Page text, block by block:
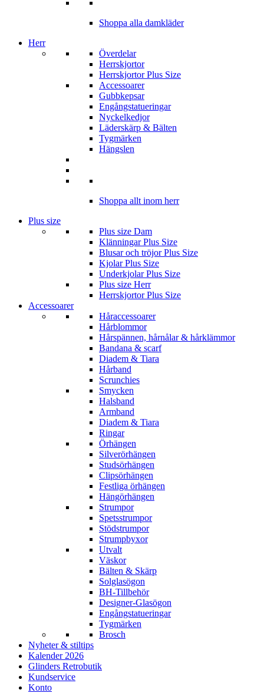
Shoppa alla damkläder
Herr
Överdelar
Herrskjortor
Herrskjortor Plus Size
Accessoarer
Gubbkepsar
Engångstatueringar
Nyckelkedjor
Läderskärp & Bälten
Tygmärken
Hängslen
Shoppa allt inom herr
Plus size
Plus size Dam
Klänningar Plus Size
Blusar och tröjor Plus Size
Kjolar Plus Size
Underkjolar Plus Size
Plus size Herr
Herrskjortor Plus Size
Accessoarer
Håraccessoarer
Hårblommor
Hårspännen, hårnålar & hårklämmor
Bandana & scarf
Diadem & Tiara
Hårband
Scrunchies
Smycken
Halsband
Armband
Diadem & Tiara
Ringar
Örhängen
Silverörhängen
Studsörhängen
Clipsörhängen
Festliga örhängen
Hängörhängen
Strumpor
Spetsstrumpor
Stödstrumpor
Strumpbyxor
Utvalt
Väskor
Bälten & Skärp
Solglasögon
BH-Tillbehör
Designer-Glasögon
Engångstatueringar
Tygmärken
Brosch
Nyheter & stiltips
Kalender 2026
Glinders Retrobutik
Kundservice
Konto